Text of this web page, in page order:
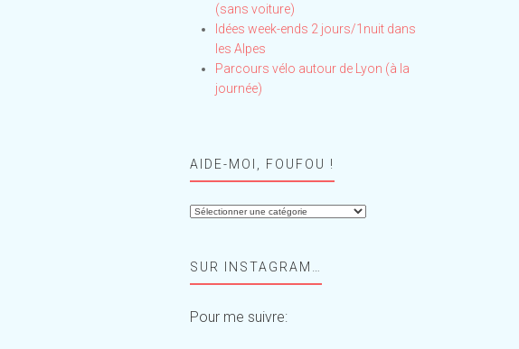
(sans voiture)
Idées week-ends 2 jours/1nuit dans
les Alpes
Parcours vélo autour de Lyon (à la
journée)
AIDE-MOI, FOUFOU !
Aide-
!SUR INSTAGRAM…
Pour me suivre: